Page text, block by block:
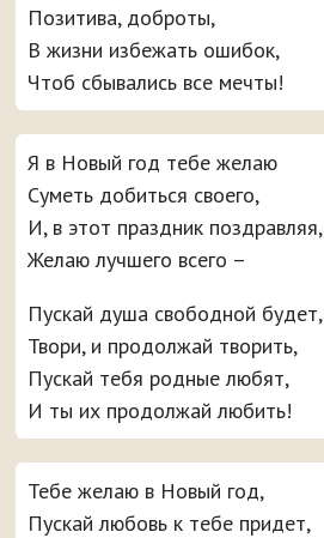
Позитива, доброты,
В жизни избежать ошибок,
Чтоб сбывались все мечты!
Я в Новый год тебе желаю
Суметь добиться своего,
И, в этот праздник поздравляя,
Желаю лучшего всего –
Пускай душа свободной будет,
Твори, и продолжай творить,
Пускай тебя родные любят,
И ты их продолжай любить!
Тебе желаю в Новый год,
Пускай любовь к тебе придет,